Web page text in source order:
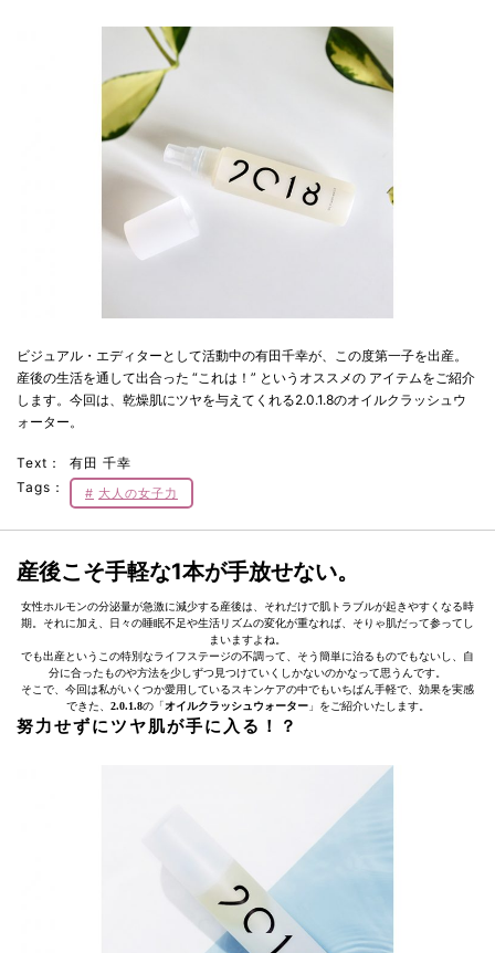
ビジュアル・エディターとして活動中の有田千幸が、この度第一子を出産。
産後の生活を通して出合った “これは！” というオススメの アイテムをご紹介
します。今回は、乾燥肌にツヤを与えてくれる2.0.1.8のオイルクラッシュウ
ォーター。
Text：
有田 千幸
Tags：
大人の女子力
産後こそ手軽な1本が手放せない。
女性ホルモンの分泌量が急激に減少する産後は、それだけで肌トラブルが起きやすくなる時
期。それに加え、日々の睡眠不足や生活リズムの変化が重なれば、そりゃ肌だって参ってし
まいますよね。
でも出産というこの特別なライフステージの不調って、そう簡単に治るものでもないし、自
分に合ったものや方法を少しずつ見つけていくしかないのかなって思うんです。
そこで、今回は私がいくつか愛用しているスキンケアの中でもいちばん手軽で、効果を実感
できた、 2.0.1.8の「オイルクラッシュウォーター」をご紹介いたします。
努力せずにツヤ肌が手に入る！？